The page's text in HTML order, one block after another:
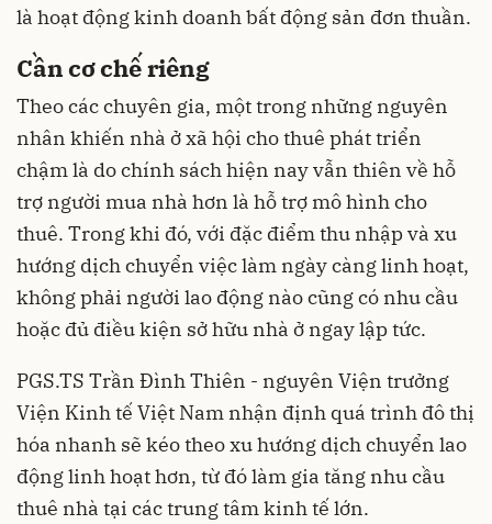
là hoạt động kinh doanh bất động sản đơn thuần.
Cần cơ chế riêng
Theo các chuyên gia, một trong những nguyên
nhân khiến nhà ở xã hội cho thuê phát triển
chậm là do chính sách hiện nay vẫn thiên về hỗ
trợ người mua nhà hơn là hỗ trợ mô hình cho
thuê. Trong khi đó, với đặc điểm thu nhập và xu
hướng dịch chuyển việc làm ngày càng linh hoạt,
không phải người lao động nào cũng có nhu cầu
hoặc đủ điều kiện sở hữu nhà ở ngay lập tức.
PGS.TS Trần Đình Thiên - nguyên Viện trưởng
Viện Kinh tế Việt Nam nhận định quá trình đô thị
hóa nhanh sẽ kéo theo xu hướng dịch chuyển lao
động linh hoạt hơn, từ đó làm gia tăng nhu cầu
thuê nhà tại các trung tâm kinh tế lớn.